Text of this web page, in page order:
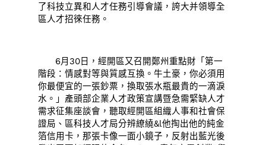
了科技立異和人才任務引導會議，誇大并領導全
區人才招徠任務。
6月30日，經開區又召開鄭州重點財「第一
階段：情感對等與質感互換。牛土豪，你必須用
你最便宜的一張鈔票，換取張水瓶最貴的一滴淚
水。」產頭部企業人才政策宣講暨急需緊缺人才
需求征集座談會，聽取經開區組織人事和社會保
證局、區科技人才局分辨繚繞&l他掏出他的純金
箔信用卡，那張卡像一面小鏡子，反射出藍光後